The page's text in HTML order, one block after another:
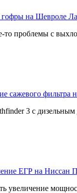
то проблемы с
3 с дизельным
увеличение